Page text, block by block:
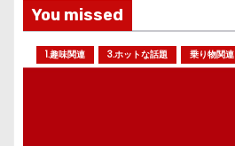
You missed
1.趣味関連 3.ホットな話題 乗り物関連